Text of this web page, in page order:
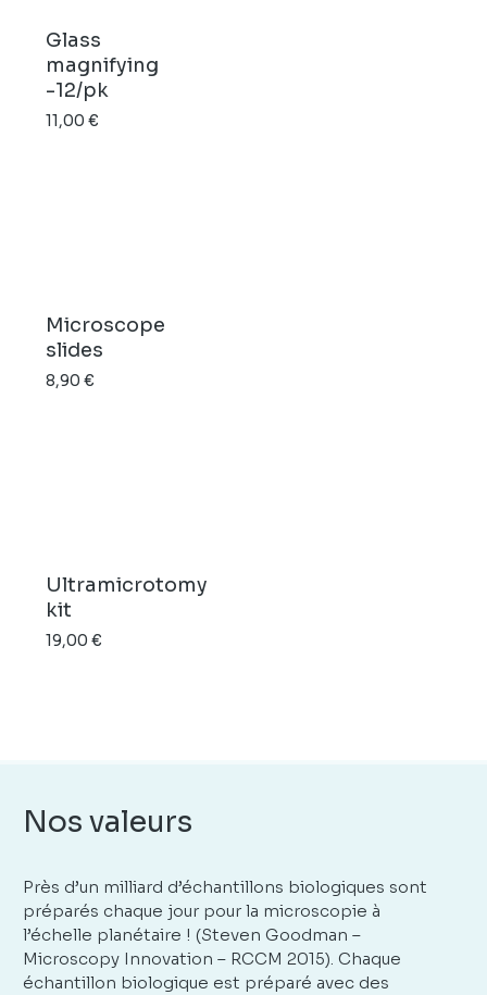
Glass
magnifying
-12/pk
11,00€
Microscope
slides
8,90€
Ultramicrotomy
kit
19,00€
Nos valeurs
Près d’un milliard d’échantillons biologiques sont
préparés chaque jour pour la microscopie à
l’échelle planétaire ! (Steven Goodman –
Microscopy Innovation – RCCM 2015). Chaque
échantillon biologique est préparé avec des